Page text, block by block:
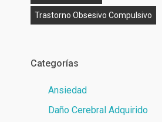
Trastorno Obsesivo Compulsivo
Categorías
Ansiedad
Daño Cerebral Adquirido